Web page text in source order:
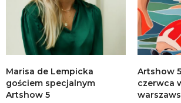
Marisa de Lempicka
gościem specjalnym
Artshow 5
Artshow 5
czerwca